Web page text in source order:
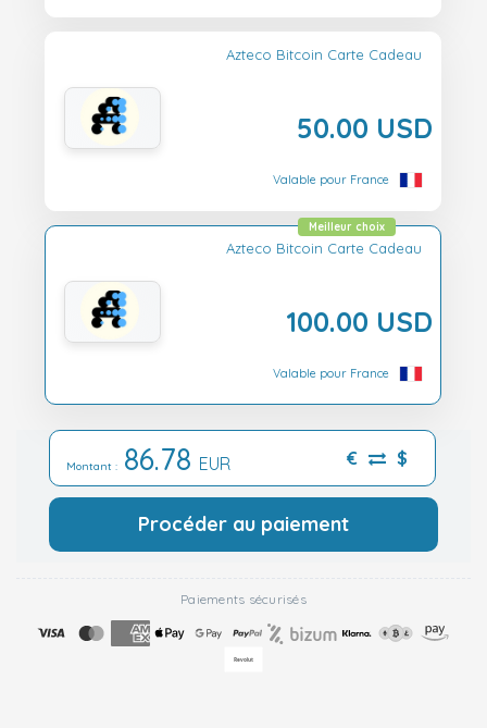
Azteco Bitcoin Carte Cadeau
50.00 USD
Valable pour France
Azteco Bitcoin Carte Cadeau
100.00 USD
Meilleur choix
Valable pour France
Montant : 86.78 EUR € $
Procéder au paiement
Paiements sécurisés